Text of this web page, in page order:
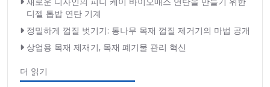
디젤 톱밥 연탄 기계
정밀하게 껍질 벗기기: 통나무 목재 껍질 제거기의 마법 공개
상업용 목재 제재기, 목재 폐기물 관리 혁신
더 읽기